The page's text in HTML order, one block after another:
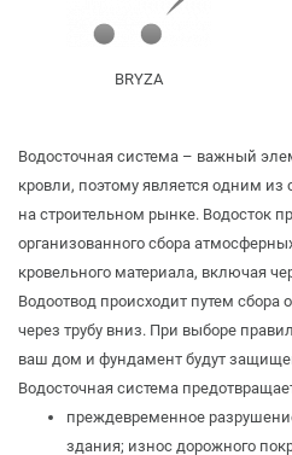
BRYZA
Водосточная система – важный
кровли, поэтому является одним
на строительном рынке. Водосток
организованного сбора
кровельного материала, включая
Водоотвод происходит путем сбора
через трубу вниз. При выборе
ваш дом и фундамент будут
Водосточная система
преждевременное
здания; износ дорожного